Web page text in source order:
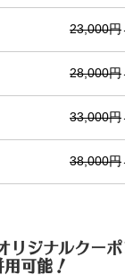
23,000円
28,000円
33,000円
38,000円
リジナルクー
可能！